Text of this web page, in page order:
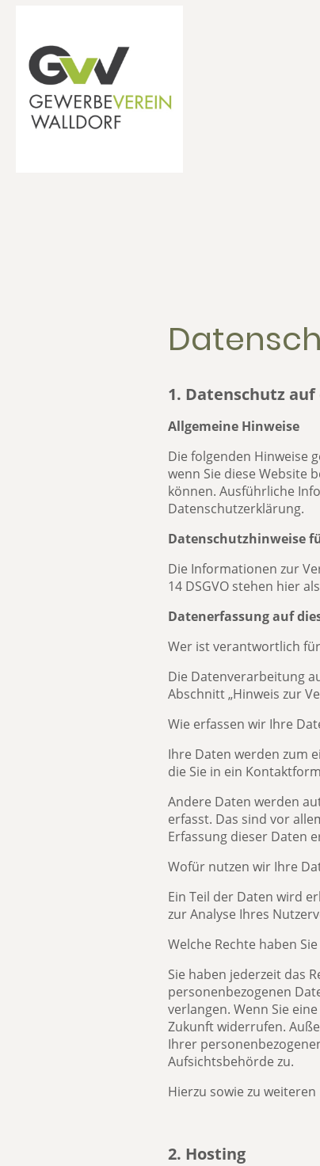
1. Datenschutz
Allgemeine Hinweise
Die folgenden Hinweise
wenn Sie diese Website
können. Ausführliche
Datenschutzerklärung.
Datenschutzhinweise
Die Informationen zur
14 DSGVO stehen hier
Datenerfassung auf
Wer ist verantwortlich
Die Datenverarbeitung
Abschnitt „Hinweis zur
Wie erfassen wir Ihre
Ihre Daten werden zum
die Sie in ein
Andere Daten werden
erfasst. Das sind vor
Erfassung dieser Daten
Wofür nutzen wir Ihre
Ein Teil der Daten wird
zur Analyse Ihres
Welche Rechte haben
Sie haben jederzeit das
personenbezogenen
verlangen. Wenn Sie
Zukunft widerrufen.
Ihrer
Aufsichtsbehörde zu.
Hierzu sowie zu
2. Hosting